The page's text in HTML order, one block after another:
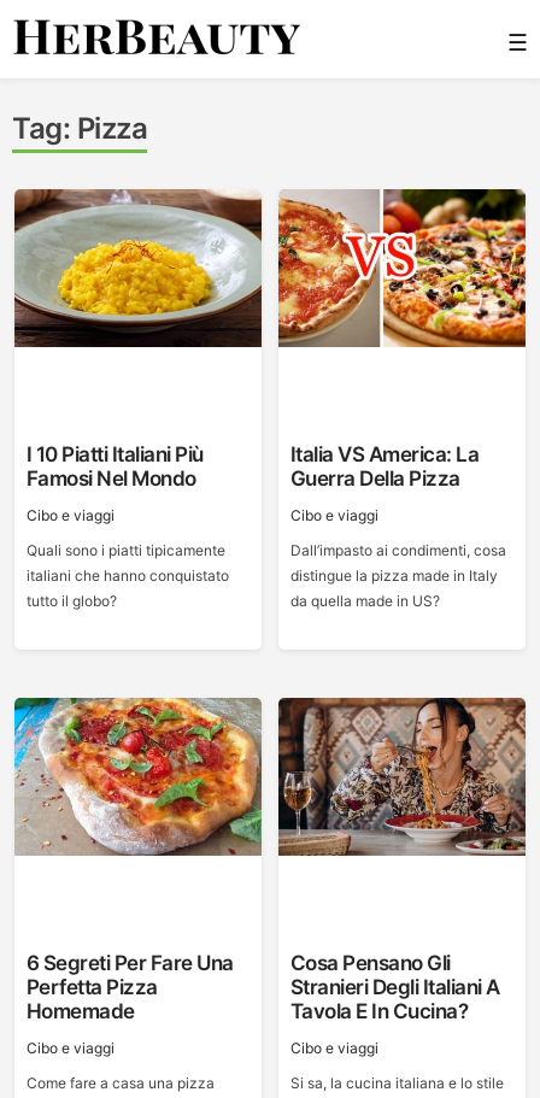
Skip
☰
Tag: Pizza
I 10 Piatti Italiani Più
Famosi Nel Mondo
Cibo e viaggi
Quali sono i piatti tipicamente
italiani che hanno conquistato
tutto il globo?
Italia VS America: La
Guerra Della Pizza
Cibo e viaggi
Dall’impasto ai condimenti, cosa
distingue la pizza made in Italy
da quella made in US?
6 Segreti Per Fare Una
Perfetta Pizza
Homemade
Cibo e viaggi
Come fare a casa una pizza
Cosa Pensano Gli
Stranieri Degli Italiani A
Tavola E In Cucina?
Cibo e viaggi
Si sa, la cucina italiana e lo stile